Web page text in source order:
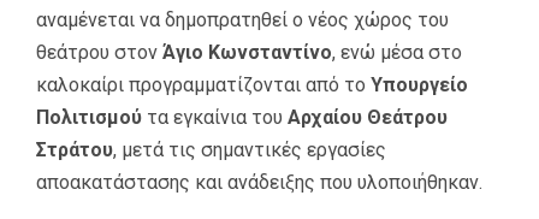
αναμένεται να δημοπρατηθεί ο νέος χώρος του
θεάτρου στον Άγιο Κωνσταντίνο, ενώ μέσα στο
καλοκαίρι προγραμματίζονται από το Υπουργείο
Πολιτισμού τα εγκαίνια του Αρχαίου Θεάτρου
Στράτου, μετά τις σημαντικές εργασίες
αποακατάστασης και ανάδειξης που υλοποιήθηκαν.